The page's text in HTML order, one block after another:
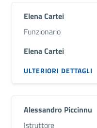
Elena Cartei
Descrizione breve
Funzionario
Elena Cartei
ULTERIORI DETTAGLI
Alessandro Piccinnu
Descrizione breve
Istruttore